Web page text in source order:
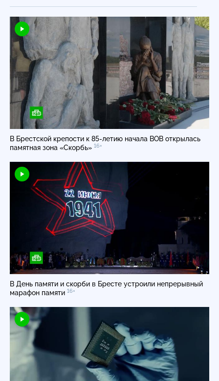
В Брестской крепости к 85-летию начала ВОВ открылась
памятная зона «Скорбь» 16+
В День памяти и скорби в Бресте устроили непрерывный
марафон памяти 16+